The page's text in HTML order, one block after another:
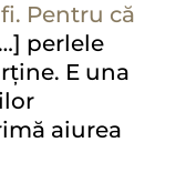
Pentru că
perlele
E una
aiurea